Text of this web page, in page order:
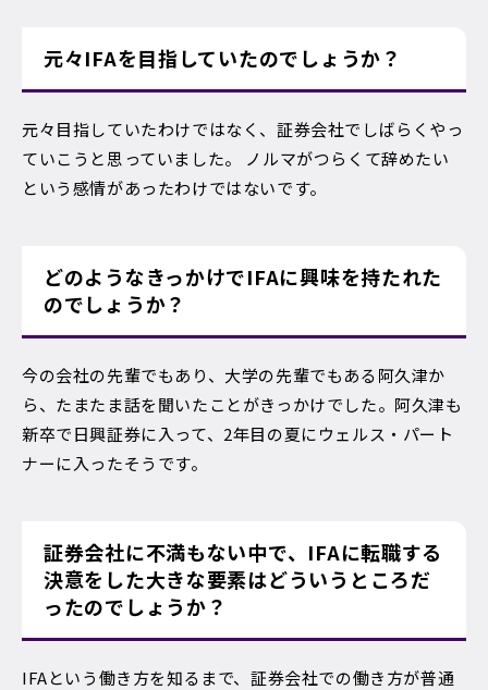
元々IFAを目指していたのでしょうか？
元々目指していたわけではなく、証券会社でしばらくやっ
ていこうと思っていました。 ノルマがつらくて辞めたい
という感情があったわけではないです。
どのようなきっかけでIFAに興味を持たれた
のでしょうか？
今の会社の先輩でもあり、大学の先輩でもある阿久津か
ら、たまたま話を聞いたことがきっかけでした。阿久津も
新卒で日興証券に入って、2年目の夏にウェルス・パート
ナーに入ったそうです。
証券会社に不満もない中で、IFAに転職する
決意をした大きな要素はどういうところだ
ったのでしょうか？
IFAという働き方を知るまで、証券会社での働き方が普通